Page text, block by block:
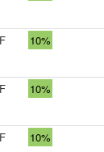
10%
10%
10%